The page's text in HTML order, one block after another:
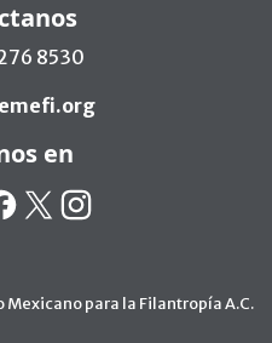
8530
en
X Instagram
para la Filantropía A.C.